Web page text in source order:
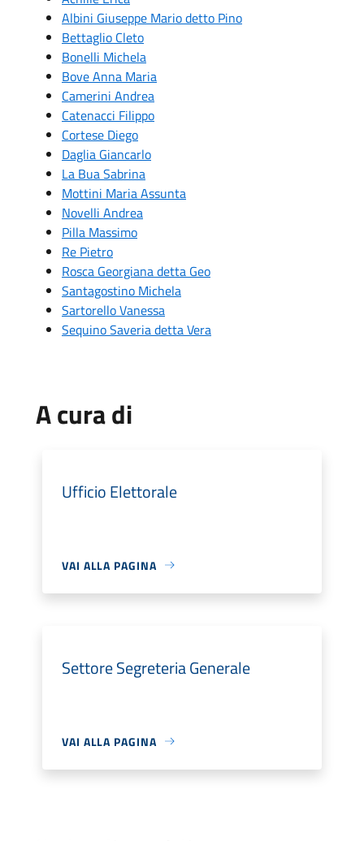
Albini Giuseppe Mario detto Pino
Bettaglio Cleto
Bonelli Michela
Bove Anna Maria
Camerini Andrea
Catenacci Filippo
Cortese Diego
Daglia Giancarlo
La Bua Sabrina
Mottini Maria Assunta
Novelli Andrea
Pilla Massimo
Re Pietro
Rosca Georgiana detta Geo
Santagostino Michela
Sartorello Vanessa
Sequino Saveria detta Vera
A cura di
Ufficio Elettorale
VAI ALLA PAGINA
Settore Segreteria Generale
VAI ALLA PAGINA